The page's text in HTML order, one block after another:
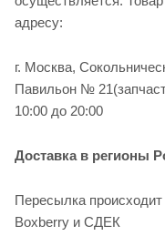
адресу:
г. Москва,
Павильон №
10:00 до 20:00
Доставка в регионы
Пересылка
Boxberry и СДЕК